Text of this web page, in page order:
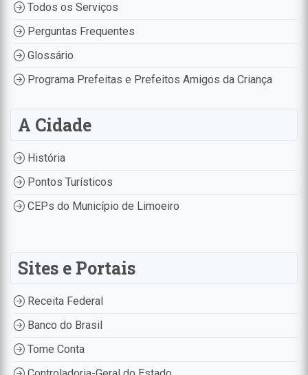
Todos os Serviços
Perguntas Frequentes
Glossário
Programa Prefeitas e Prefeitos Amigos da Criança
A Cidade
História
Pontos Turísticos
CEPs do Município de Limoeiro
Sites e Portais
Receita Federal
Banco do Brasil
Tome Conta